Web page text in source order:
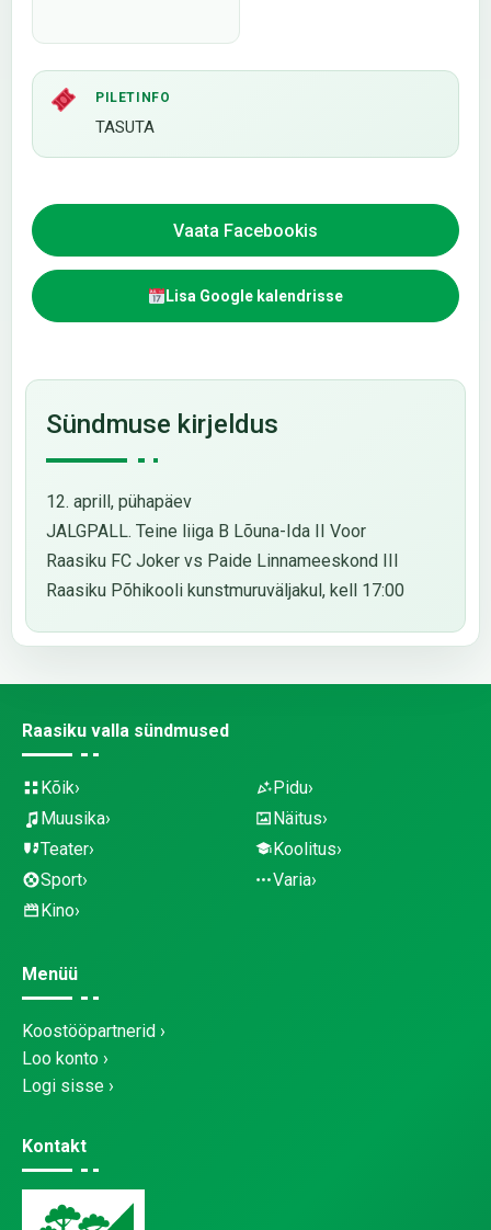
PILETINFO
TASUTA
Vaata Facebookis
Lisa Google kalendrisse
Sündmuse kirjeldus
12. aprill, pühapäev
JALGPALL. Teine liiga B Lõuna-Ida II Voor
Raasiku FC Joker vs Paide Linnameeskond III
Raasiku Põhikooli kunstmuruväljakul, kell 17:00
Raasiku valla sündmused
Kõik
Muusika
Teater
Sport
Kino
Pidu
Näitus
Koolitus
Varia
Menüü
Koostööpartnerid
Loo konto
Logi sisse
Kontakt